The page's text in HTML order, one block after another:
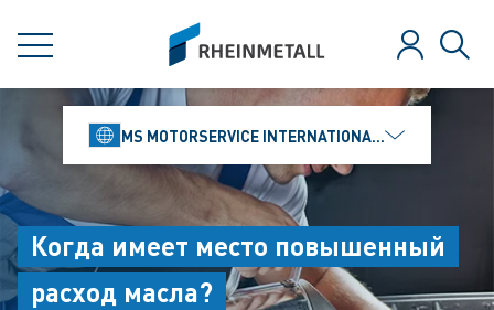
МЕНЮ
siteLogo
MS MOTORSERVICE INTERNATIONAL GMBH
Когда имеет место повышенный
расход масла?